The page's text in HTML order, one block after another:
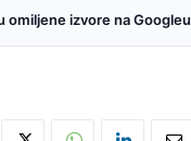
omiljene izvore na Googleu